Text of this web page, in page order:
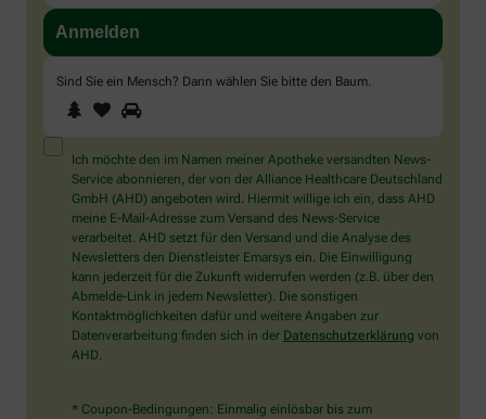
Sind Sie ein Mensch? Dann wählen Sie bitte den Baum.
Sind
Sie
ein
Mensch?
Dann
wählen
Sie
bitte
den
Baum.
1 2
Ich möchte den im Namen meiner Apotheke versandten News-
Service abonnieren, der von der Alliance Healthcare Deutschland
GmbH (AHD) angeboten wird. Hiermit willige ich ein, dass AHD
meine E-Mail-Adresse zum Versand des News-Service
verarbeitet. AHD setzt für den Versand und die Analyse des
Newsletters den Dienstleister Emarsys ein. Die Einwilligung
kann jederzeit für die Zukunft widerrufen werden (z.B. über den
Abmelde-Link in jedem Newsletter). Die sonstigen
Kontaktmöglichkeiten dafür und weitere Angaben zur
Datenverarbeitung finden sich in der Datenschutzerklärung von
AHD.
* Coupon-Bedingungen: Einmalig einlösbar bis zum